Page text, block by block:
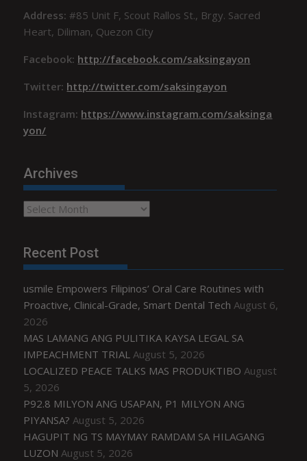
Address:#85 Unit F, Scout Rallos St., Brgy. Sacred
Heart, Diliman, Quezon City
Facebook: http://facebook.com/saksingayon
Twitter: http://twitter.com/saksingayon
Instagram: https://www.instagram.com/saksinga
yon/
Archives
Archives
Recent Post
usmile Empowers Filipinos’ Oral Care Routines with
Proactive, Clinical-Grade, Smart Dental Tech August 6,
2026
MAS LAMANG ANG PULITIKA KAYSA LEGAL SA
IMPEACHMENT TRIAL August 5, 2026
LOCALIZED PEACE TALKS MAS PRODUKTIBO August
5, 2026
P92.8 MILYON ANG USAPAN, P1 MILYON ANG
PIYANSA? August 5, 2026
HAGUPIT NG TS MAYMAY RAMDAM SA HILAGANG
LUZON August 5, 2026